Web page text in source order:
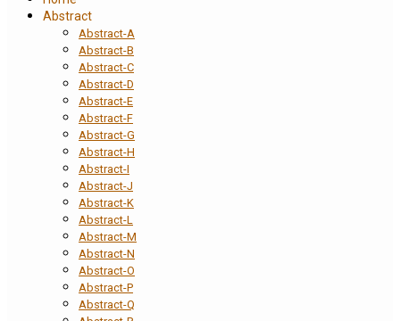
Abstract
Abstract-A
Abstract-B
Abstract-C
Abstract-D
Abstract-E
Abstract-F
Abstract-G
Abstract-H
Abstract-I
Abstract-J
Abstract-K
Abstract-L
Abstract-M
Abstract-N
Abstract-O
Abstract-P
Abstract-Q